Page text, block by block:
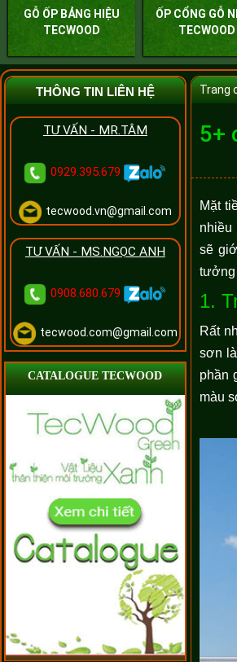
GỖ ỐP BẢNG HIỆU
TECWOOD
ỐP CỔNG GỖ
TECWOOD
THÔNG TIN LIÊN HỆ
TƯ VẤN - MR.TÂM
0929.395.679
tecwood.vn@gmail.com
TƯ VẤN - MS.NGỌC ANH
0908.680.679
tecwood.com@gmail.com
CATALOGUE TECWOOD
Trang
5+
Mặt
nhiều
sẽ
tưởng
1.
Rất
sơn
phần
màu